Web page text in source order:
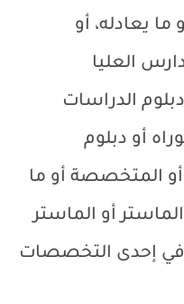
يعادله، أو
العليا
الدراسات
أو دبلوم
أو المتخصصة أو ما
أو الماستر
في إحدى التخصصات